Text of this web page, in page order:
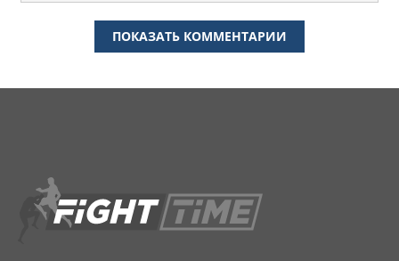
ПОКАЗАТЬ КОММЕНТАРИИ